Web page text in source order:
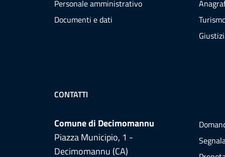
Personale amministrativo
Documenti e dati
CONTATTI
Comune di Decimomannu
Piazza Municipio, 1 -
Decimomannu (CA)